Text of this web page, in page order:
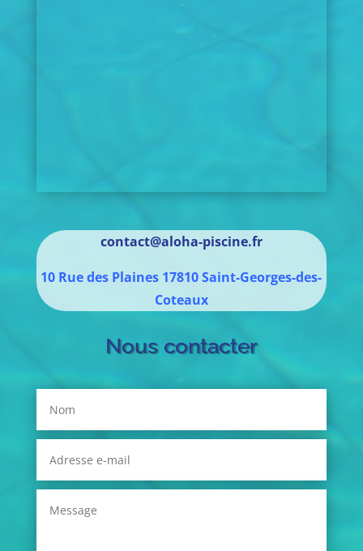
contact@aloha-piscine.fr
10 Rue des Plaines 17810Saint-Georges-des-
Coteaux
Nous contacter